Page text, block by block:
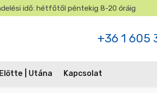
idő: hétfőtől péntekig 8-20 óráig
+36 1 605
Előtte | Utána Kapcsolat